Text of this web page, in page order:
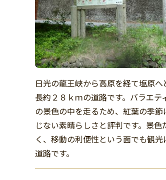
日光の龍王峡から高原を経て塩原へ
長約２８ｋｍの道路です。バラエテ
の景色の中を走るため、紅葉の季
じない素晴らしさと評判です。景色
く、移動の利便性という面でも観
道路です。